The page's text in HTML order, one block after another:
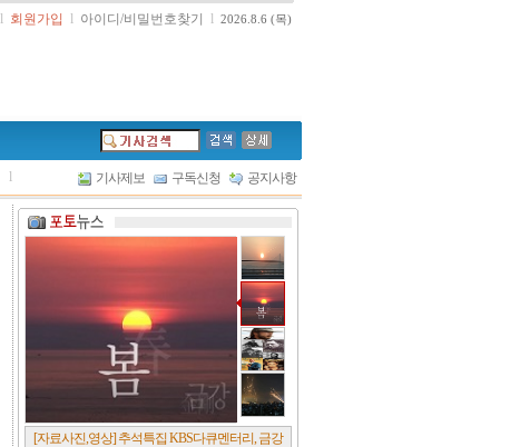
l 회원가입 l 아이디/비밀번호찾기 l 2026.8.6 (목)
l 기사제보 구독신청 공지사항
[서울포스트논단] 담배에 관한 추억, 연도별 우리